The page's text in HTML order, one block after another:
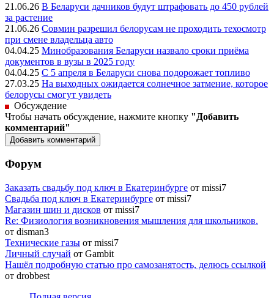
21.06.26 В Беларуси дачников будут штрафовать до 450 рублей
за растение
21.06.26 Совмин разрешил белорусам не проходить техосмотр
при смене владельца авто
04.04.25 Минобразования Беларуси назвало сроки приёма
документов в вузы в 2025 году
04.04.25 С 5 апреля в Беларуси снова подорожает топливо
27.03.25 На выходных ожидается солнечное затмение, которое
белорусы смогут увидеть
Обсуждение
Чтобы начать обсуждение, нажмите кнопку "Добавить
комментарий"
Форум
Заказать свадьбу под ключ в Екатеринбурге от missi7
Cвадьба под ключ в Екатеринбурге от missi7
Магазин шин и дисков от missi7
Re: Физиология возникновения мышления для школьников.
от disman3
Технические газы от missi7
Личный случай от Gambit
Нашёл подробную статью про самозанятость, делюсь ссылкой
от drobbest